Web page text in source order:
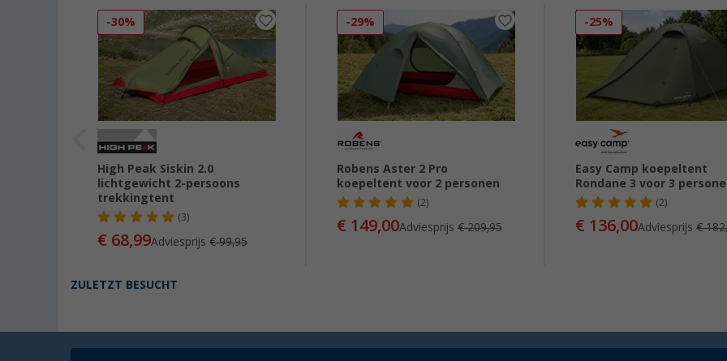
-30%
High Peak Siskin 2.0
lichtgewicht 2-persoons
trekkingtent
(3)
€ 68,99Adviesprijs€ 99,95
-29%
Robens Aster 2 Pro
koepeltent voor 2 personen
(2)
€ 149,00Adviesprijs € 209,95
-25%
Easy Camp koepeltent
Rondane 3 voor 3
(2)
€ 136,00Adviesprijs€
ZULETZT BESUCHT